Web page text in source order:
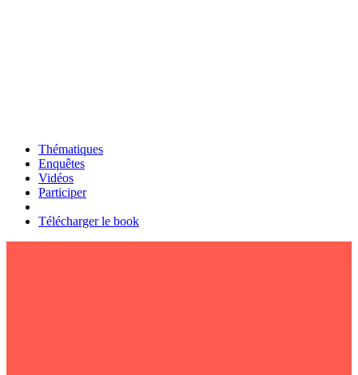
Thématiques
Enquêtes
Vidéos
Participer
Télécharger le book